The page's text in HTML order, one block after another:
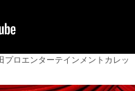
プロエンターテインメントカレッ